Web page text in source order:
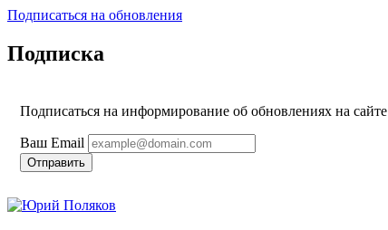
Подписаться на обновления
Подписка
Подписаться на информирование об обновлениях на сайте
Ваш Email